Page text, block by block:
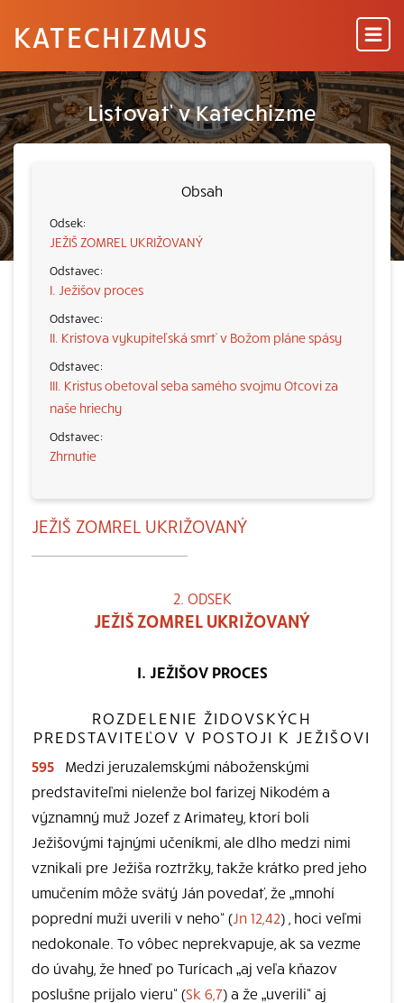
KATECHIZMUS
Listovať v Katechizme
Obsah
JEŽIŠ ZOMREL UKRIŽOVANÝ
I. Ježišov proces
II. Kristova vykupiteľská smrť v Božom pláne spásy
III. Kristus obetoval seba samého svojmu Otcovi za
naše hriechy
Zhrnutie
JEŽIŠ ZOMREL UKRIŽOVANÝ
2. ODSEK
JEŽIŠ ZOMREL UKRIŽOVANÝ
I. JEŽIŠOV PROCES
ROZDELENIE ŽIDOVSKÝCH
PREDSTAVITEĽOV V POSTOJI K JEŽIŠOVI
595
Medzi jeruzalemskými náboženskými
predstaviteľmi nielenže bol farizej Nikodém a
významný muž Jozef z Arimatey, ktorí boli
Ježišovými tajnými učeníkmi, ale dlho medzi nimi
vznikali pre Ježiša roztržky, takže krátko pred jeho
umučením môže svätý Ján povedať, že „mnohí
poprední muži uverili v neho“ ( Jn 12,42) , hoci veľmi
nedokonale. To vôbec neprekvapuje, ak sa vezme
do úvahy, že hneď po Turícach „aj veľa kňazov
poslušne prijalo vieru“ (Sk 6,7) a že „uverili“ aj